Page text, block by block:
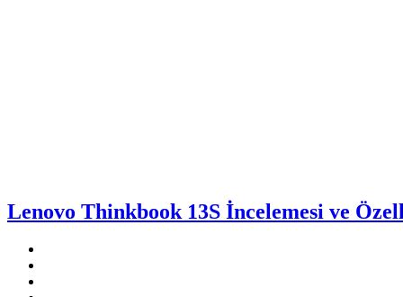
Lenovo Thinkbook 13S İncelemesi ve